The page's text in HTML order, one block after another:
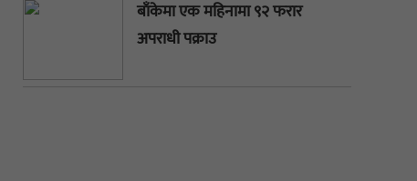
बाँकेमा एक महिनामा ९२ फरार
अपराधी पक्राउ